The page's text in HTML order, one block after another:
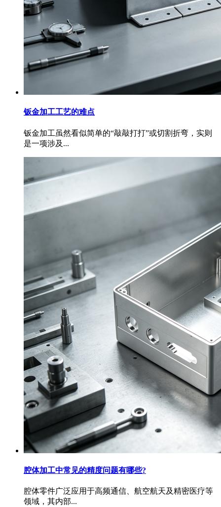
钣金加工工艺的难点
钣金加工虽然看似简单的“敲敲打打”或切割折弯，实则
是一项涉及...
腔体加工中常见的精度问题有哪些?
腔体零件广泛应用于高频通信、航空航天及精密医疗等
领域，其内部...